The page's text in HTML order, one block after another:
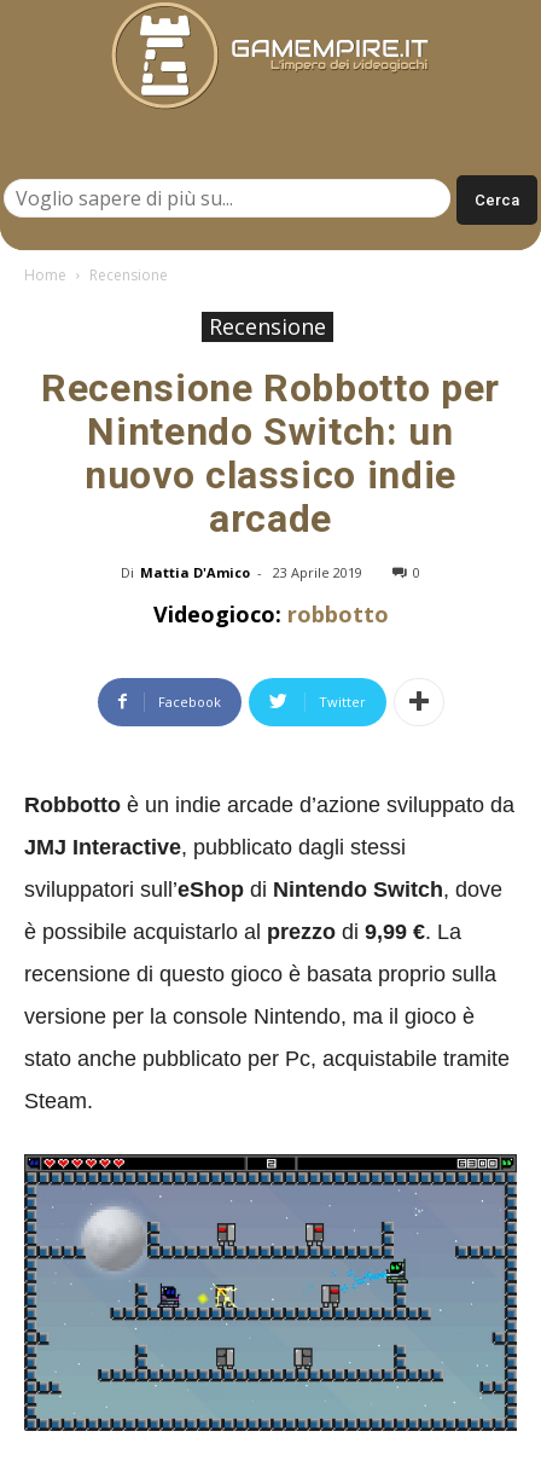
Home Recensione
Recensione
Recensione Robbotto per
Nintendo Switch: un
nuovo classico indie
arcade
Di Mattia D'Amico - 23 Aprile 2019 0
Videogioco: robbotto
Facebook Twitter
Robbotto è un indie arcade d’azione sviluppato da
JMJ Interactive, pubblicato dagli stessi
sviluppatori sull’eShop di Nintendo Switch, dove
è possibile acquistarlo al prezzo di 9,99 €. La
recensione di questo gioco è basata proprio sulla
versione per la console Nintendo, ma il gioco è
stato anche pubblicato per Pc, acquistabile tramite
Steam.